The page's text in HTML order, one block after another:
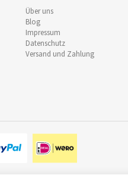
Über uns
Blog
Impressum
Datenschutz
Versand und Zahlung